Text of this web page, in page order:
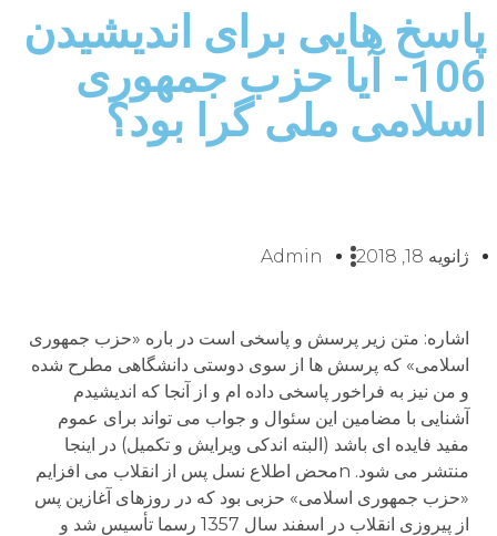
پاسخ هایی برای اندیشیدن
106- آیا حزب جمهوری
اسلامی ملی گرا بود؟
ژانویه 18, 2018 Admin
اشاره: متن زیر پرسش و پاسخی است در باره «حزب جمهوری
اسلامی» که پرسش ها از سوی دوستی دانشگاهی مطرح شده
و من نیز به فراخور پاسخی داده ام و از آنجا که اندیشیدم
آشنایی با مضامین این سئوال و جواب می تواند برای عموم
مفید فایده ای باشد (البته اندکی ویرایش و تکمیل) در اینجا
منتشر می شود. nمحض اطلاع نسل پس از انقلاب می افزایم
«حزب جمهوری اسلامی» حزبی بود که در روزهای آغازین پس
از پیروزی انقلاب در اسفند سال 1357 رسما تأسیس شد و